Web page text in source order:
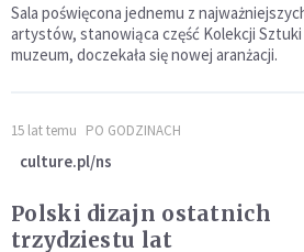
Sala poświęcona jednemu z
artystów, stanowiąca część Kolekcji Sztuki
muzeum, doczekała się nowej aranżacji.
15 lat temu PO GODZINACH
culture.pl/ns
Polski dizajn ostatnich
trzydziestu lat